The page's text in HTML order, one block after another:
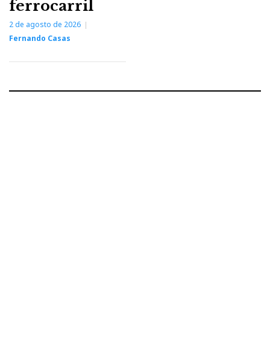
ferrocarril
2 de agosto de 2026
Fernando Casas